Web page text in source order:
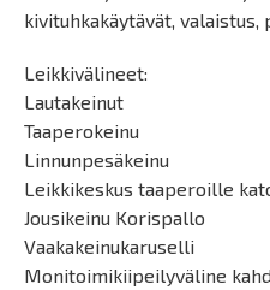
kivituhkakäytävät,
Leikkivälineet:
Lautakeinut
Taaperokeinu
Linnunpesäkeinu
Leikkikeskus taaperoille
Jousikeinu Korispallo
Vaakakeinukaruselli
Monitoimikiipeilyväline